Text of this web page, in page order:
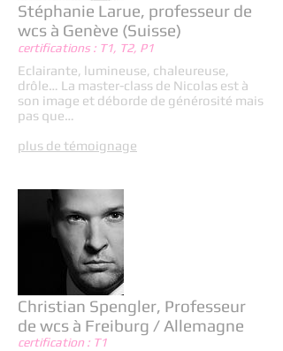
Stéphanie Larue, professeur de
wcs à Genève (Suisse)
certifications : T1, T2, P1
Eclairante, lumineuse, chaleureuse,
drôle… La master-class de Nicolas est à
son image et déborde de générosité mais
pas que…
plus de témoignage
Christian Spengler, Professeur
de wcs à Freiburg / Allemagne
certification : T1